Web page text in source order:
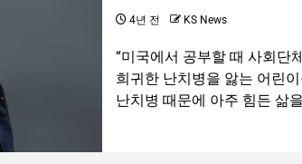
4년 전 KS News
“미국에서 공부할 때 사회단
희귀한 난치병을 앓는 어린
난치병 때문에 아주 힘든 삶